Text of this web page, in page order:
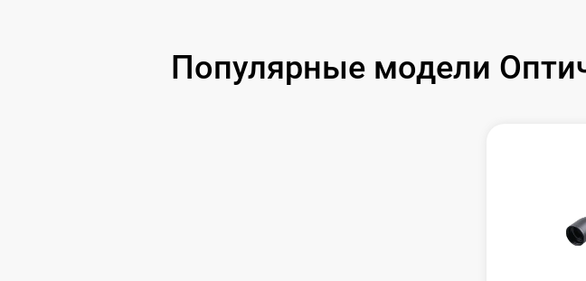
Популярные модели